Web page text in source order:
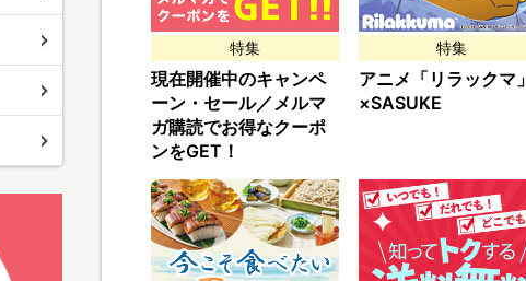
特集
現在開催中のキャンペ
ーン・セール／メルマ
ガ購読でお得なクーポ
ンをGET！
特集
アニメ「リラックマ」
×SASUKE